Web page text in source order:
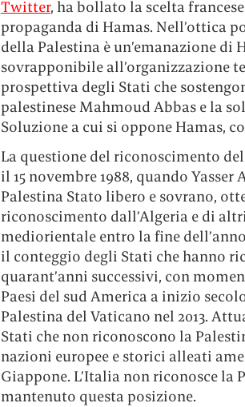
Twitter, ha bollato la scelta
propaganda di Hamas. Nell’ottica
della Palestina è un’emanazione di
sovrapponibile all’organizzazione
prospettiva degli Stati che
palestinese Mahmoud Abbas e la
Soluzione a cui si oppone Hamas,
La questione del riconoscimento
il 15 novembre 1988, quando
Palestina Stato libero e sovrano,
riconoscimento dall’Algeria e di
mediorientale entro la fine
il conteggio degli Stati che hanno
quarant’anni successivi, con
Paesi del sud America a inizio
Palestina del Vaticano nel 2013.
Stati che non riconoscono la
nazioni europee e storici alleati
Giappone. L’Italia non riconosce
mantenuto questa posizione.